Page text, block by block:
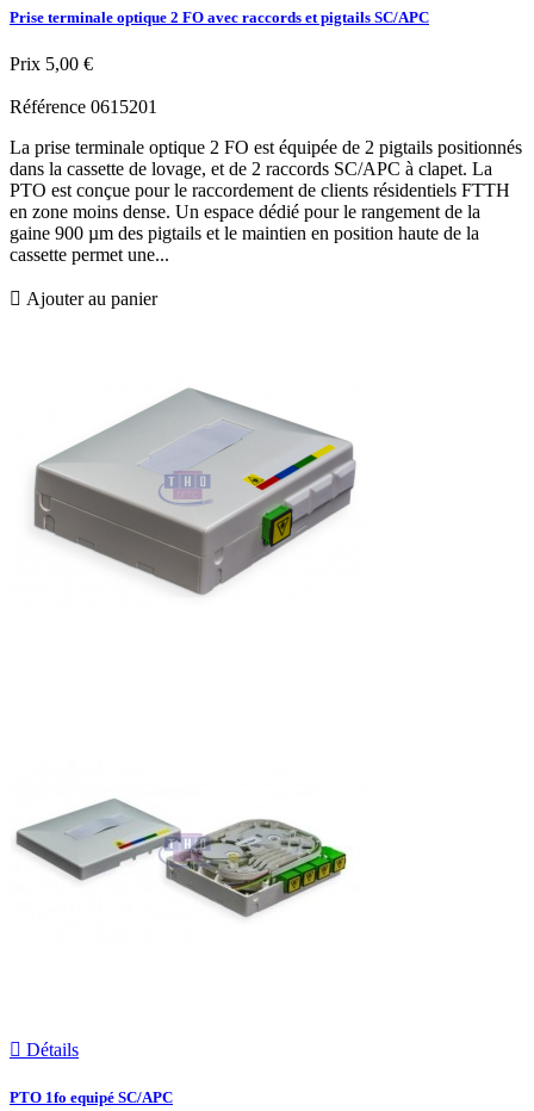
Prise terminale optique 2 FO avec raccords et pigtails SC/APC
Prix 5,00 €
Référence 0615201
La prise terminale optique 2 FO est équipée de 2 pigtails positionnés
dans la cassette de lovage, et de 2 raccords SC/APC à clapet. La
PTO est conçue pour le raccordement de clients résidentiels FTTH
en zone moins dense. Un espace dédié pour le rangement de la
gaine 900 µm des pigtails et le maintien en position haute de la
cassette permet une...
 Ajouter au panier
 Détails
PTO 1fo equipé SC/APC